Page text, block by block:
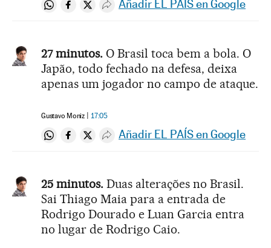
Compartir en Whatsapp
Compartir en Facebook
Compartir en Twitter
Desplegar Redes Sociales
Añadir EL PAÍS en Google
27 minutos. O Brasil toca bem a bola. O
Japão, todo fechado na defesa, deixa
apenas um jogador no campo de ataque.
Gustavo Moniz 17:05
Compartir en Whatsapp
Compartir en Facebook
Compartir en Twitter
Desplegar Redes Sociales
Añadir EL PAÍS en Google
25 minutos. Duas alterações no Brasil.
Sai Thiago Maia para a entrada de
Rodrigo Dourado e Luan Garcia entra
no lugar de Rodrigo Caio.